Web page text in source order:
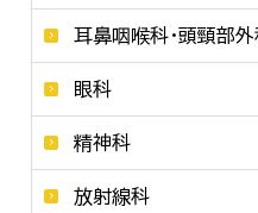
耳鼻咽喉科・頭頸部
眼科
精神科
放射線科